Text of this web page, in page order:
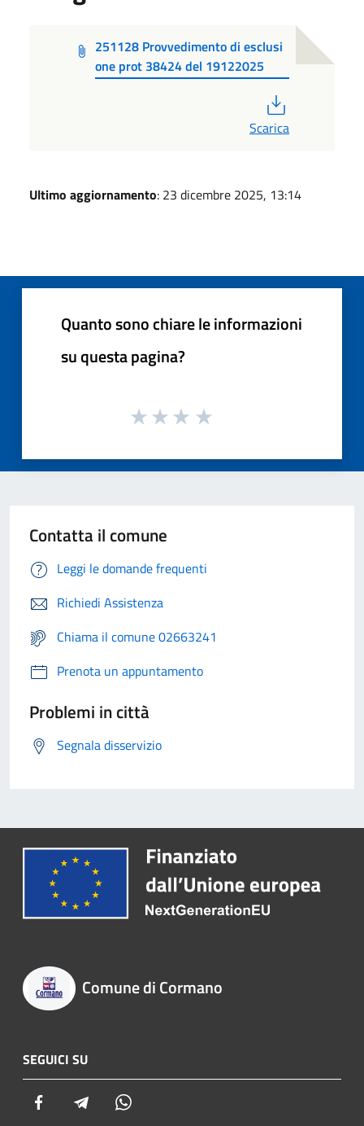
251128 Provvedimento di esclusi
one prot 38424 del 19122025
Scarica
Ultimo aggiornamento: 23 dicembre 2025, 13:14
Quanto sono chiare le informazioni
su questa pagina?
Contatta il comune
Leggi le domande frequenti
Richiedi Assistenza
Chiama il comune 02663241
Prenota un appuntamento
Problemi in città
Segnala disservizio
Comune di Cormano
SEGUICI SU
Facebook Telegram